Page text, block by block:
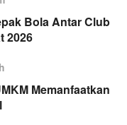
Bola Antar Club
2026
Memanfaatkan